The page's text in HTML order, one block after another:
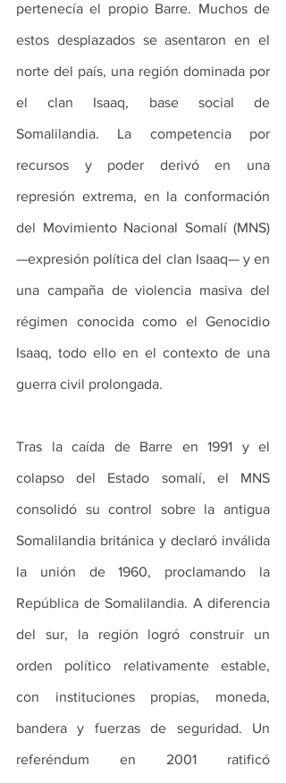
pertenecía el propio Barre. Muchos de
estos desplazados se asentaron en el
norte del país, una región dominada por
el clan Isaaq, base social de
Somalilandia. La competencia por
recursos y poder derivó en una
represión extrema, en la conformación
del Movimiento Nacional Somalí (MNS)
—expresión política del clan Isaaq— y en
una campaña de violencia masiva del
régimen conocida como el Genocidio
Isaaq, todo ello en el contexto de una
guerra civil prolongada.
Tras la caída de Barre en 1991 y el
colapso del Estado somalí, el MNS
consolidó su control sobre la antigua
Somalilandia británica y declaró inválida
la unión de 1960, proclamando la
República de Somalilandia. A diferencia
del sur, la región logró construir un
orden político relativamente estable,
con instituciones propias, moneda,
bandera y fuerzas de seguridad. Un
referéndum en 2001 ratificó